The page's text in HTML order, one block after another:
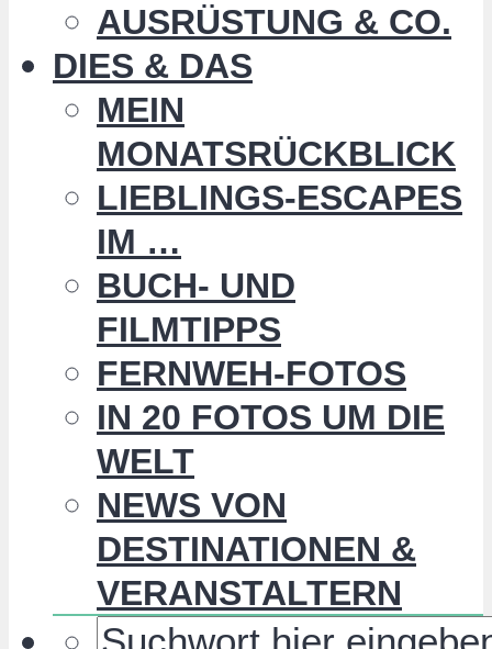
AUSRÜSTUNG & CO.
DIES & DAS
MEIN
MONATSRÜCKBLICK
LIEBLINGS-ESCAPES
IM …
BUCH- UND
FILMTIPPS
FERNWEH-FOTOS
IN 20 FOTOS UM DIE
WELT
NEWS VON
DESTINATIONEN &
VERANSTALTERN